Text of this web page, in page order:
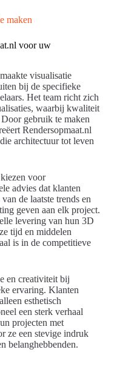
voor uw
visualisatie
bij de specifieke
Het team richt zich
waarbij kwaliteit
gebruik te maken
Rendersopmaat.nl
architectuur tot leven
voor
advies dat klanten
de laatste trends en
geven aan elk project.
levering van hun 3D
tijd en middelen
is in de competitieve
en creativiteit bij
ervaring. Klanten
esthetisch
een sterk verhaal
projecten met
ze een stevige indruk
belanghebbenden.